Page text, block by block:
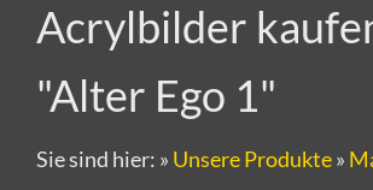
Acrylbilder
"Alter Ego 1"
Sie sind hier: » Unsere Produkte»